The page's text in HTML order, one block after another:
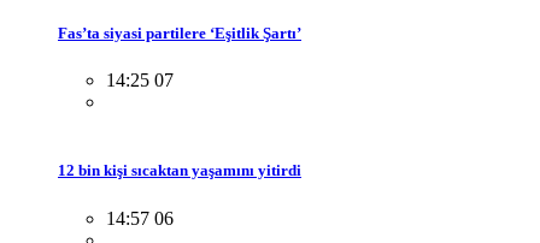
Fas’ta siyasi partilere ‘Eşitlik Şartı’
14:25 07
12 bin kişi sıcaktan yaşamını yitirdi
14:57 06